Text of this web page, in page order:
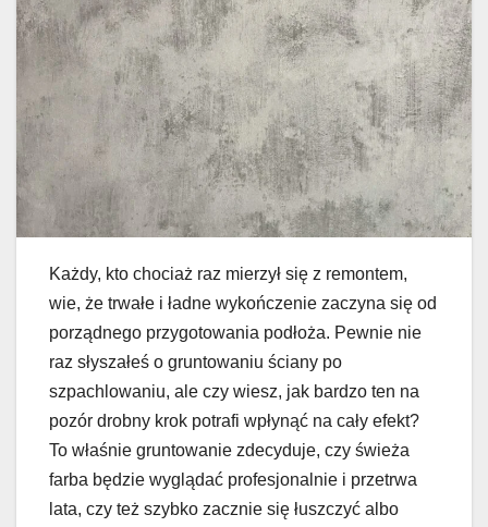
Każdy, kto chociaż raz mierzył się z remontem,
wie, że trwałe i ładne wykończenie zaczyna się od
porządnego przygotowania podłoża. Pewnie nie
raz słyszałeś o gruntowaniu ściany po
szpachlowaniu, ale czy wiesz, jak bardzo ten na
pozór drobny krok potrafi wpłynąć na cały efekt?
To właśnie gruntowanie zdecyduje, czy świeża
farba będzie wyglądać profesjonalnie i przetrwa
lata, czy też szybko zacznie się łuszczyć albo